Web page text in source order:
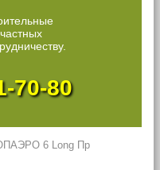
70-80
6 Long Пр